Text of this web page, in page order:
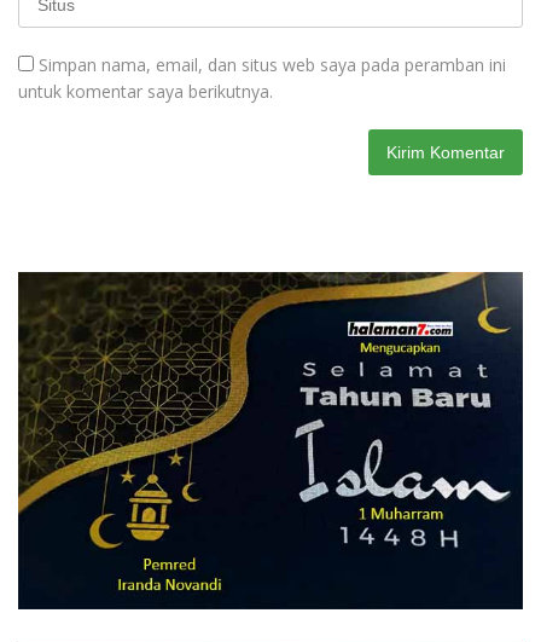
Simpan nama, email, dan situs web saya pada peramban ini
untuk komentar saya berikutnya.